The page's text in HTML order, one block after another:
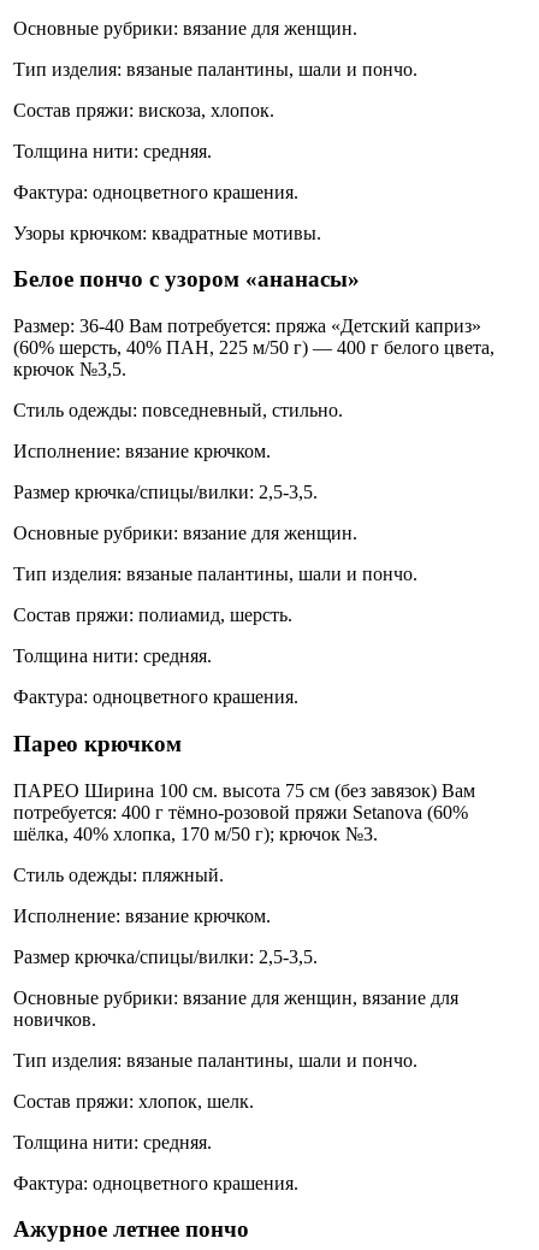
Основные рубрики: вязание для женщин.
Тип изделия: вязаные палантины, шали и пончо.
Состав пряжи: вискоза, хлопок.
Толщина нити: средняя.
Фактура: одноцветного крашения.
Узоры крючком: квадратные мотивы.
Белое пончо с узором «ананасы»
Размер: 36-40 Вам потребуется: пряжа «Детский каприз»
(60% шерсть, 40% ПАН, 225 м/50 г) — 400 г белого цвета,
крючок №3,5.
Стиль одежды: повседневный, стильно.
Исполнение: вязание крючком.
Размер крючка/спицы/вилки: 2,5-3,5.
Основные рубрики: вязание для женщин.
Тип изделия: вязаные палантины, шали и пончо.
Состав пряжи: полиамид, шерсть.
Толщина нити: средняя.
Фактура: одноцветного крашения.
Парео крючком
ПАРЕО Ширина 100 см. высота 75 см (без завязок) Вам
потребуется: 400 г тёмно-розовой пряжи Setanova (60%
шёлка, 40% хлопка, 170 м/50 г); крючок №3.
Стиль одежды: пляжный.
Исполнение: вязание крючком.
Размер крючка/спицы/вилки: 2,5-3,5.
Основные рубрики: вязание для женщин, вязание для
новичков.
Тип изделия: вязаные палантины, шали и пончо.
Состав пряжи: хлопок, шелк.
Толщина нити: средняя.
Фактура: одноцветного крашения.
Ажурное летнее пончо